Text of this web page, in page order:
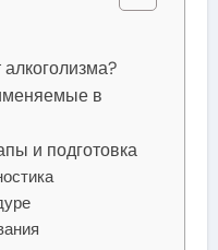
в
и подготовка